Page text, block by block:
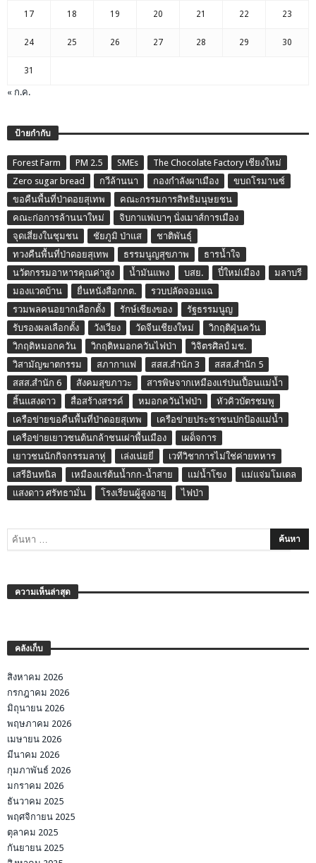
17 18 19 20 21 22 23
24 25 26 27 28 29 30
31
« ก.ค.
ป้ายกำกับ
Forest Farm PM 2.5 SMEs
The Chocolate Factory เชียงใหม่
Zero sugar bread
กวีล้านนา กองกำลังผาเมือง
ขบถโรมานซ์
ขอคืนพื้นที่ป่าดอยสุเทพ
คณะกรรมการสิทธิมนุษยชน
คณะก่อการล้านนาใหม่
จิบกาแฟเบาๆ นั่งเมาส์การเมือง
จุดเสี่ยงในชุมชน
ชัยภูมิ ป่าแส
ชาติพันธุ์
ทวงคืนพื้นที่ป่าดอยสุเทพ
ธรรมนูญสุขภาพ
ธารน้ำใจ
นวัตกรรมอาหารคุณค่าสูง
น้ำมันแพง บสย. ปี๋ใหม่เมือง
มลาบรี
มองแวดบ้าน
ยื่นหนังสือกกต.
รวบปลัดจอมแฉ
รวมพลคนอยากเลือกตั้ง
รักษ์เชียงของ
รัฐธรรมนูญ
รับรองผลเลือกตั้ง
วังเวียง วัดจีนเชียงใหม่
วิกฤติฝุ่นควัน
วิกฤติหมอกควัน
วิกฤติหมอกควันไฟป่า
วิจิตรศิลป์ มช.
วิสามัญฆาตกรรม
สภากาแฟ สสส.สำนัก 3
สสส.สำนัก 5
สสส.สำนัก 6
สังคมสุขภาวะ
สารพิษจากเหมืองแร่ปนเปื้อนแม่น้ำ
สิ้นแสงดาว
สื่อสร้างสรรค์ หมอกควันไฟป่า
หัวคิวบัตรชมพู
เครือข่ายขอคืนพื้นที่ป่าดอยสุเทพ
เครือข่ายประชาชนปกป้องแม่น้ำ
เครือข่ายเยาวชนต้นกล้าชนเผ่าพื้นเมือง
เผด็จการ
เยาวชนนักกิจกรรมลาหู่
เล่งเน่ยยี่
เวทีวิชาการไม่ใช่ค่ายทหาร
เสรีอินทนิล
เหมืองแร่ต้นน้ำกก-น้ำสาย แม่น้ำโขง
แม่แจ่มโมเดล
แสงดาว ศรัทธามั่น
โรงเรียนผู้สูงอายุ ไฟป่า
ความเห็นล่าสุด
คลังเก็บ
สิงหาคม 2026
กรกฎาคม 2026
มิถุนายน 2026
พฤษภาคม 2026
เมษายน 2026
มีนาคม 2026
กุมภาพันธ์ 2026
มกราคม 2026
ธันวาคม 2025
พฤศจิกายน 2025
ตุลาคม 2025
กันยายน 2025